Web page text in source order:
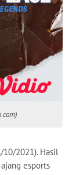
10/2021). Hasil
esports